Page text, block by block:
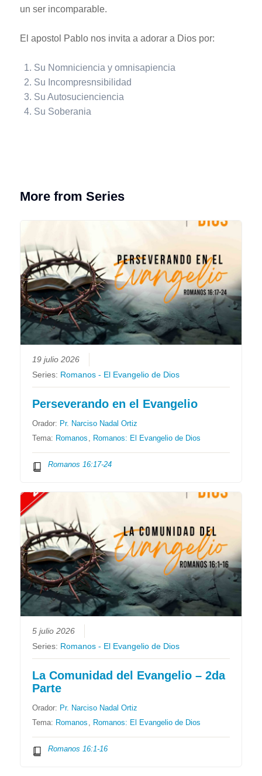
un ser incomparable.
El apostol Pablo nos invita a adorar a Dios por:
Su Nomniciencia y omnisapiencia
Su Incompresnsibilidad
Su Autosucienciencia
Su Soberania
More from Series
19 julio 2026
Series: Romanos - El Evangelio de Dios
Perseverando en el Evangelio
Orador: Pr. Narciso Nadal Ortiz
Tema: Romanos Romanos: El Evangelio de Dios
Romanos 16:17-24
5 julio 2026
Series: Romanos - El Evangelio de Dios
La Comunidad del Evangelio – 2da
Parte
Orador: Pr. Narciso Nadal Ortiz
Tema: Romanos Romanos: El Evangelio de Dios
Romanos 16:1-16